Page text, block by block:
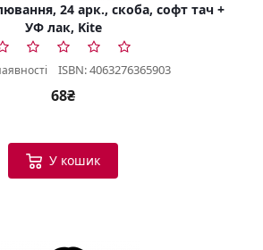
24 арк., скоба, софт тач +
УФ лак, Kite
ISBN: 4063276365903
68₴
У кошик